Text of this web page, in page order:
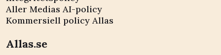
Aller Medias AI-policy
Kommersiell policy Allas
Allas.se